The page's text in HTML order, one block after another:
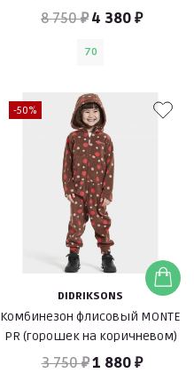
леопард)
8 750 ₽ 4 380 ₽
70
-50%
DIDRIKSONS
Комбинезон флисовый MONTE
PR (горошек на коричневом)
3 750 ₽1 880 ₽